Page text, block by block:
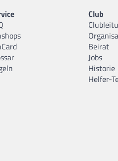
Club
Beirat
Jobs
Historie
Helfer-